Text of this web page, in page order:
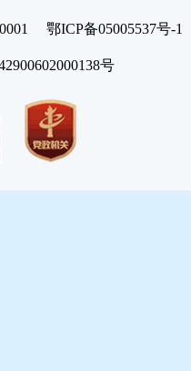
鄂ICP备05005537号
号